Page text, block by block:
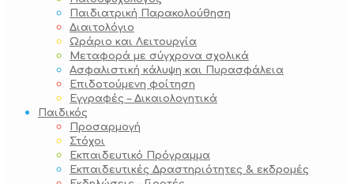
Παιδιατρική Παρακολούθηση
Διαιτολόγιο
Ωράριο και Λειτουργία
Μεταφορά με σύγχρονα σχολικά
Ασφαλιστική κάλυψη και Πυρασφάλεια
Επιδοτούμενη φοίτηση
Εγγραφές – Δικαιολογητικά
Παιδικός
Προσαρμογή
Στόχοι
Εκπαιδευτικό Πρόγραμμα
Εκπαιδευτικές Δραστηριότητες & εκδρομές